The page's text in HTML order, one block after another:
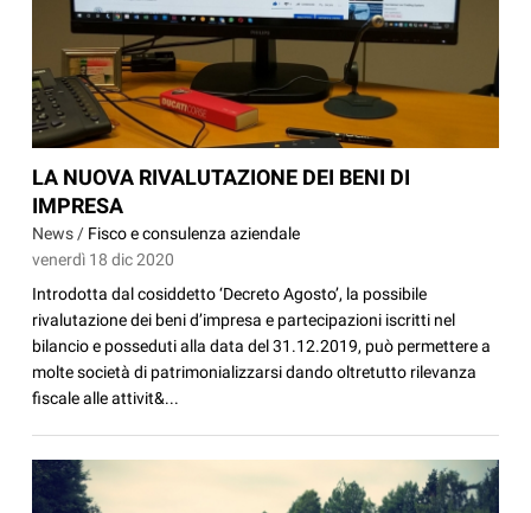
LA NUOVA RIVALUTAZIONE DEI BENI DI
IMPRESA
News / Fisco e consulenza aziendale
venerdì 18 dic 2020
Introdotta dal cosiddetto ‘Decreto Agosto’, la possibile
rivalutazione dei beni d’impresa e partecipazioni iscritti nel
bilancio e posseduti alla data del 31.12.2019, può permettere a
molte società di patrimonializzarsi dando oltretutto rilevanza
fiscale alle attivit&...